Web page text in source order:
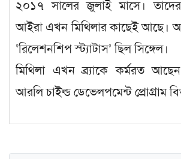
২০১৭ সালের জুলাই মাসে। তাদের
আইরা এখন মিথিলার কাছেই আছে।
‘রিলেশনশিপ স্ট্যাটাস’ ছিল সিঙ্গেল।
মিথিলা এখন ব্র্যাকে কর্মরত
আরলি চাইল্ড ডেভেলপমেন্ট প্রোগ্রাম